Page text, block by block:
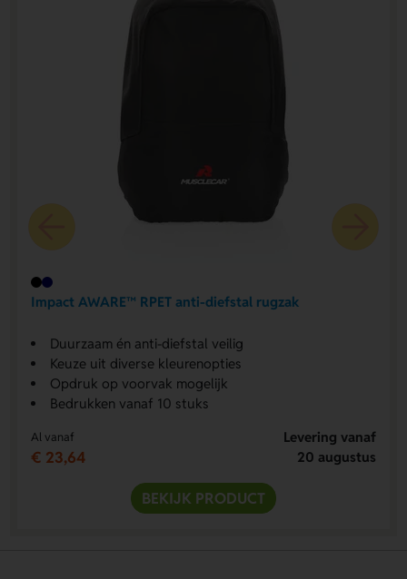
Impact AWARE™ RPET anti-diefstal rugzak
Duurzaam én anti-diefstal veilig
Keuze uit diverse kleurenopties
Opdruk op voorvak mogelijk
Bedrukken vanaf 10 stuks
Al vanaf
€ 23,64
Levering vanaf
20 augustus
BEKIJK PRODUCT